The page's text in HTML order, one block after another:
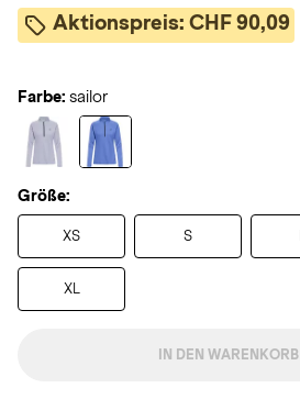
Aktionspreis: CHF 90,09
Farbe: sailor
Größe:
XS S
XL
IN DEN WARENKORB